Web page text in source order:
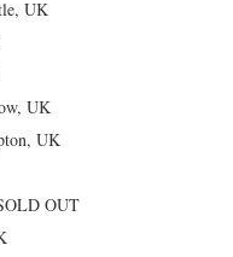
UK
UK
UK
OUT